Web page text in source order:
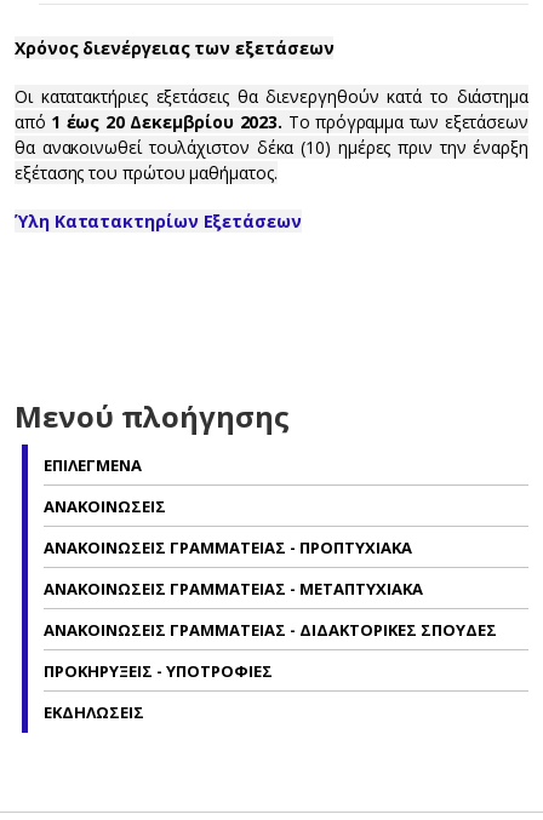
Χρόνος διενέργειας των εξετάσεων
Οι κατατακτήριες εξετάσεις θα διενεργηθούν κατά το διάστημα
από 1 έως 20 Δεκεμβρίου 2023. Το πρόγραμμα των εξετάσεων
θα ανακοινωθεί τουλάχιστον δέκα (10) ημέρες πριν την έναρξη
εξέτασης του πρώτου μαθήματος.
Ύλη Κατατακτηρίων Εξετάσεων
Μενού πλοήγησης
ΕΠΙΛΕΓΜΕΝΑ
ΑΝΑΚΟΙΝΩΣΕΙΣ
ΑΝΑΚΟΙΝΩΣΕΙΣ ΓΡΑΜΜΑΤΕΙΑΣ - ΠΡΟΠΤΥΧΙΑΚΑ
ΑΝΑΚΟΙΝΩΣΕΙΣ ΓΡΑΜΜΑΤΕΙΑΣ - ΜΕΤΑΠΤΥΧΙΑΚΑ
ΑΝΑΚΟΙΝΩΣΕΙΣ ΓΡΑΜΜΑΤΕΙΑΣ - ΔΙΔΑΚΤΟΡΙΚΕΣ ΣΠΟΥΔΕΣ
ΠΡΟΚΗΡΥΞΕΙΣ - ΥΠΟΤΡΟΦΙΕΣ
ΕΚΔΗΛΩΣΕΙΣ